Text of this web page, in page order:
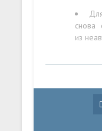
снова
из